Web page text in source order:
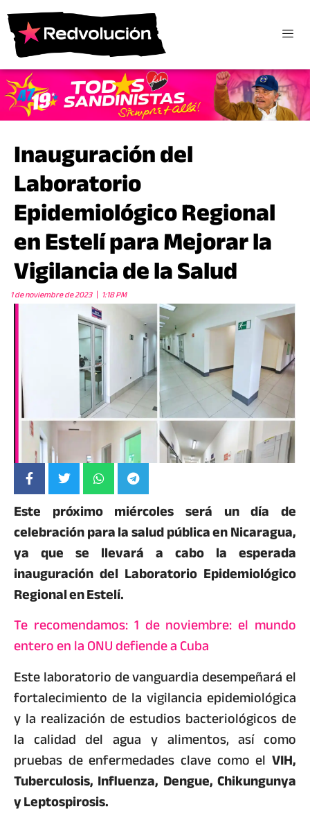
Inauguración del
Laboratorio
Epidemiológico Regional
en Estelí para Mejorar la
Vigilancia de la Salud
1 de noviembre de 2023 1:18 PM
Este próximo miércoles será un día de
celebración para la salud pública en Nicaragua,
ya que se llevará a cabo la esperada
inauguración del Laboratorio Epidemiológico
Regional en Estelí.
Te recomendamos: 1 de noviembre: el mundo
entero en la ONU defiende a Cuba
Este laboratorio de vanguardia desempeñará el
fortalecimiento de la vigilancia epidemiológica
y la realización de estudios bacteriológicos de
la calidad del agua y alimentos, así como
pruebas de enfermedades clave como el VIH,
Tuberculosis, Influenza, Dengue, Chikungunya
y Leptospirosis.